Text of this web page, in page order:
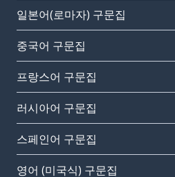
일본어(로마자) 구문집
중국어 구문집
프랑스어 구문집
러시아어 구문집
스페인어 구문집
영어 (미국식) 구문집